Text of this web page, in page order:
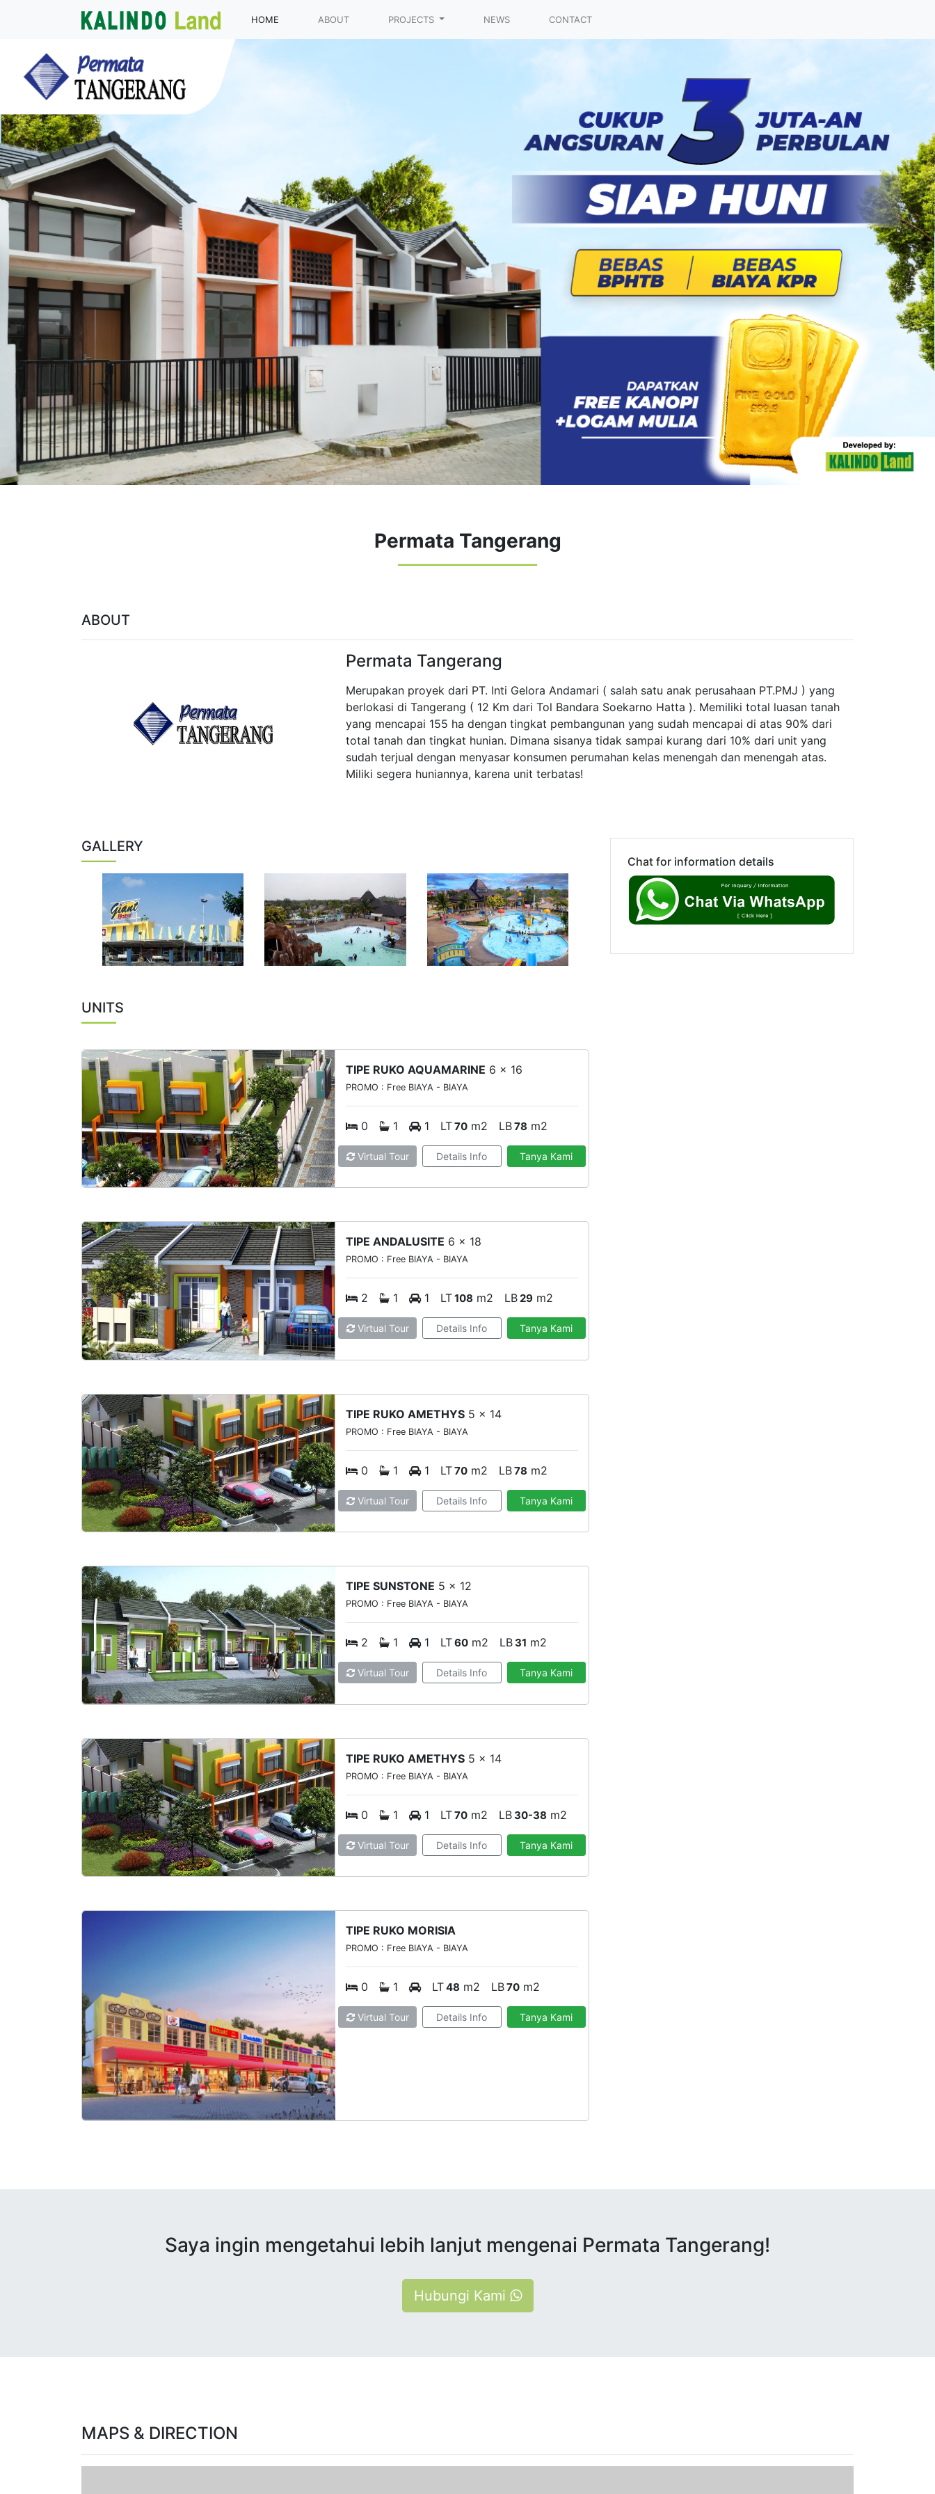
HOME ABOUT PROJECTS NEWS CONTACT
Permata Tangerang
ABOUT
Permata Tangerang
Merupakan proyek dari PT. Inti Gelora Andamari ( salah satu anak perusahaan PT.PMJ ) yang
berlokasi di Tangerang ( 12 Km dari Tol Bandara Soekarno Hatta ). Memiliki total luasan tanah
yang mencapai 155 ha dengan tingkat pembangunan yang sudah mencapai di atas 90% dari
total tanah dan tingkat hunian. Dimana sisanya tidak sampai kurang dari 10% dari unit yang
sudah terjual dengan menyasar konsumen perumahan kelas menengah dan menengah atas.
Miliki segera huniannya, karena unit terbatas!
GALLERY
Previous Next
UNITS
TIPE RUKO AQUAMARINE 6 x 16
PROMO : Free BIAYA - BIAYA
0 1 1 LT70 m2 LB78 m2
Virtual Tour Details Info Tanya Kami
TIPE ANDALUSITE 6 x 18
PROMO : Free BIAYA - BIAYA
2 1 1 LT108 m2 LB29 m2
Virtual Tour Details Info Tanya Kami
TIPE RUKO AMETHYS 5 x 14
PROMO : Free BIAYA - BIAYA
0 1 1 LT70 m2 LB78 m2
Virtual Tour Details Info Tanya Kami
TIPE SUNSTONE 5 x 12
PROMO : Free BIAYA - BIAYA
2 1 1 LT60 m2 LB 31 m2
Virtual Tour Details Info Tanya Kami
TIPE RUKO AMETHYS 5 x 14
PROMO : Free BIAYA - BIAYA
0 1 1 LT70 m2 LB 30-38 m2
Virtual Tour Details Info Tanya Kami
TIPE RUKO MORISIA
PROMO : Free BIAYA - BIAYA
0 1 LT48 m2 LB70 m2
Virtual Tour Details Info Tanya Kami
Chat for information details
Saya ingin mengetahui lebih lanjut mengenai Permata Tangerang!
Hubungi Kami
MAPS & DIRECTION